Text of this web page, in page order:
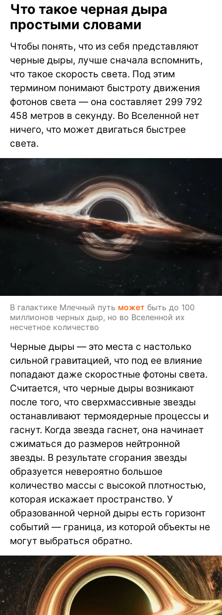
Что такое черная дыра
простыми словами
Чтобы понять, что из себя представляют
черные дыры, лучше сначала вспомнить,
что такое скорость света. Под этим
термином понимают быстроту движения
фотонов света — она составляет 299 792
458 метров в секунду. Во Вселенной нет
ничего, что может двигаться быстрее
света.
В галактике Млечный путь может быть до 100
миллионов черных дыр, но во Вселенной их
несчетное количество
Черные дыры — это места с настолько
сильной гравитацией, что под ее влияние
попадают даже скоростные фотоны света.
Считается, что черные дыры возникают
после того, что сверхмассивные звезды
останавливают термоядерные процессы и
гаснут. Когда звезда гаснет, она начинает
сжиматься до размеров нейтронной
звезды. В результате сгорания звезды
образуется невероятно большое
количество массы с высокой плотностью,
которая искажает пространство. У
образованной черной дыры есть горизонт
событий — граница, из которой объекты не
могут выбраться обратно.